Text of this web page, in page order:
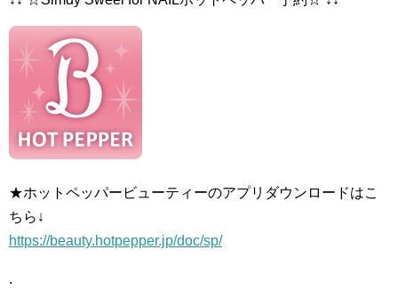
★ホットペッパービューティーのアプリダウンロードはこ
ちら↓
https://beauty.hotpepper.jp/doc/sp/
.